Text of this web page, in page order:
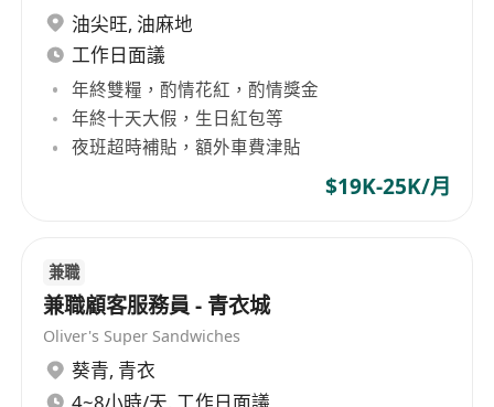
油尖旺, 油麻地
工作日面議
年終雙糧，酌情花紅，酌情獎金
年終十天大假，生日紅包等
夜班超時補貼，額外車費津貼
$19K-25K/月
兼職
兼職顧客服務員 - 青衣城
Oliver's Super Sandwiches
葵青, 青衣